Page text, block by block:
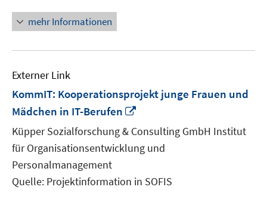
mehr Informationen
Externer Link
KommIT: Kooperationsprojekt junge Frauen und
Mädchen in IT-Berufen
neuem
Fenster
öffnen
Küpper Sozialforschung & Consulting GmbH Institut
für Organisationsentwicklung und
Personalmanagement
Quelle: Projektinformation in SOFIS